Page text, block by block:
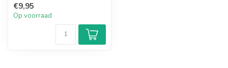
€9,95
Op voorraad